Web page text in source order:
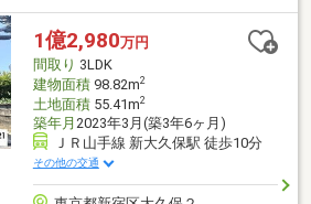
1億2,980万円
間取り 3LDK
建物面積98.82m2
土地面積55.41m2
築年月 2023年3月(築3年6ヶ月)
ＪＲ山手線 新大久保駅 徒歩10分
その他の交通